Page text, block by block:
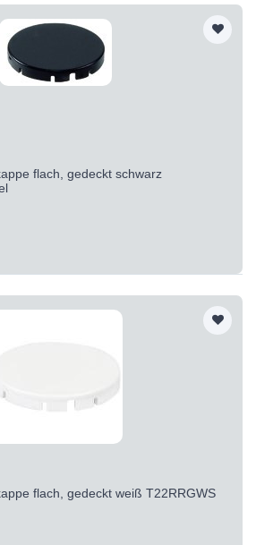
flach, gedeckt schwarz
flach, gedeckt weiß T22RRGWS